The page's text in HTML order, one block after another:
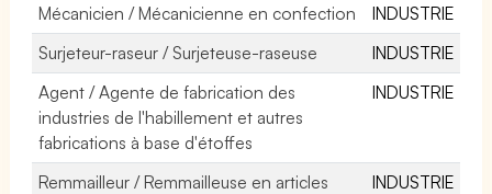
Mécanicien / Mécanicienne en confection
INDUSTRIE
Surjeteur-raseur / Surjeteuse-raseuse
INDUSTRIE
Agent / Agente de fabrication des
industries de l'habillement et autres
fabrications à base d'étoffes
INDUSTRIE
Remmailleur / Remmailleuse en articles
INDUSTRIE